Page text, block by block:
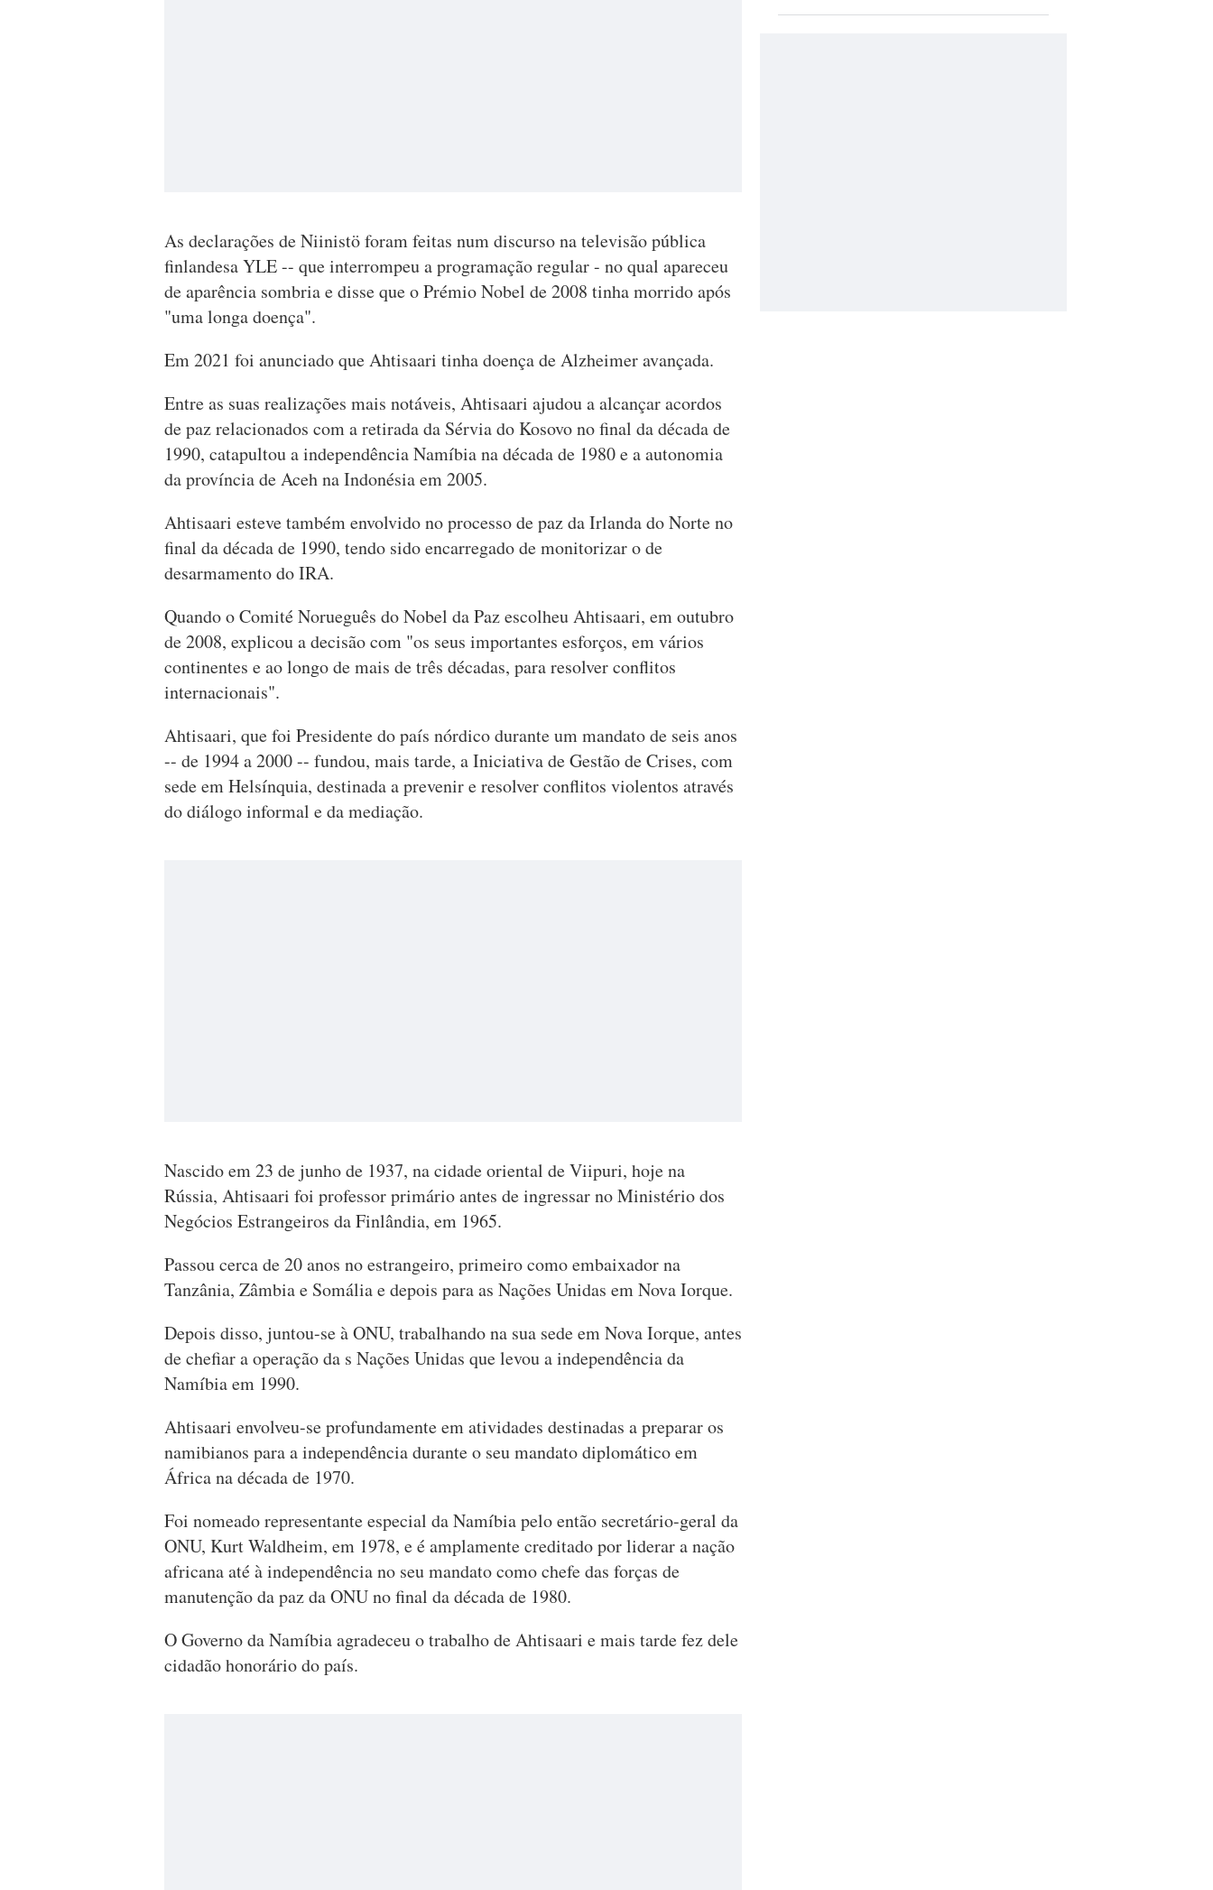
As declarações de Niinistö foram feitas num discurso na televisão pública
finlandesa YLE -- que interrompeu a programação regular - no qual apareceu
de aparência sombria e disse que o Prémio Nobel de 2008 tinha morrido após
"uma longa doença".
Em 2021 foi anunciado que Ahtisaari tinha doença de Alzheimer avançada.
Entre as suas realizações mais notáveis, Ahtisaari ajudou a alcançar acordos
de paz relacionados com a retirada da Sérvia do Kosovo no final da década de
1990, catapultou a independência Namíbia na década de 1980 e a autonomia
da província de Aceh na Indonésia em 2005.
Ahtisaari esteve também envolvido no processo de paz da Irlanda do Norte no
final da década de 1990, tendo sido encarregado de monitorizar o de
desarmamento do IRA.
Quando o Comité Norueguês do Nobel da Paz escolheu Ahtisaari, em outubro
de 2008, explicou a decisão com "os seus importantes esforços, em vários
continentes e ao longo de mais de três décadas, para resolver conflitos
internacionais".
Ahtisaari, que foi Presidente do país nórdico durante um mandato de seis anos
-- de 1994 a 2000 -- fundou, mais tarde, a Iniciativa de Gestão de Crises, com
sede em Helsínquia, destinada a prevenir e resolver conflitos violentos através
do diálogo informal e da mediação.
Nascido em 23 de junho de 1937, na cidade oriental de Viipuri, hoje na
Rússia, Ahtisaari foi professor primário antes de ingressar no Ministério dos
Negócios Estrangeiros da Finlândia, em 1965.
Passou cerca de 20 anos no estrangeiro, primeiro como embaixador na
Tanzânia, Zâmbia e Somália e depois para as Nações Unidas em Nova Iorque.
Depois disso, juntou-se à ONU, trabalhando na sua sede em Nova Iorque, antes
de chefiar a operação da s Nações Unidas que levou a independência da
Namíbia em 1990.
Ahtisaari envolveu-se profundamente em atividades destinadas a preparar os
namibianos para a independência durante o seu mandato diplomático em
África na década de 1970.
Foi nomeado representante especial da Namíbia pelo então secretário-geral da
ONU, Kurt Waldheim, em 1978, e é amplamente creditado por liderar a nação
africana até à independência no seu mandato como chefe das forças de
manutenção da paz da ONU no final da década de 1980.
O Governo da Namíbia agradeceu o trabalho de Ahtisaari e mais tarde fez dele
cidadão honorário do país.